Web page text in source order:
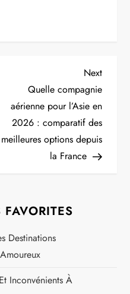
Next
Post
Next
Quelle compagnie
aérienne pour l’Asie en
2026 : comparatif des
meilleures options depuis
la France
Destinations
Inconvénients À